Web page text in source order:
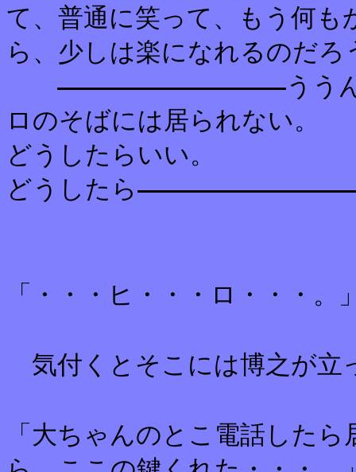
て、普通に笑って、もう何
ら、少しは楽になれるのだ
うう
ロのそばには居られない。
どうしたらいい。
どうしたら
「・・・ヒ・・・ロ・・・。
気付くとそこには博之が立
「大ちゃんのとこ電話した